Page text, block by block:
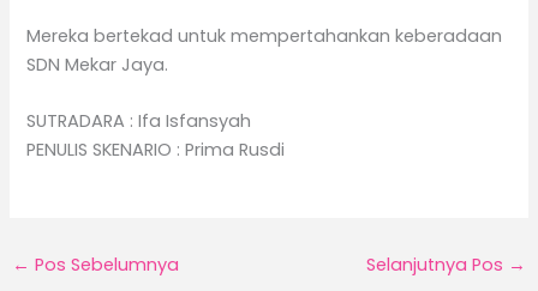
Mereka bertekad untuk mempertahankan keberadaan
SDN Mekar Jaya.
SUTRADARA : Ifa Isfansyah
PENULIS SKENARIO : Prima Rusdi
← Pos Sebelumnya Selanjutnya Pos →